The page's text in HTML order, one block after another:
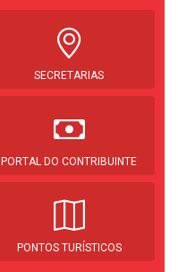
SECRETARIAS
PORTAL DO CONTRIBUINTE
PONTOS TURÍSTICOS